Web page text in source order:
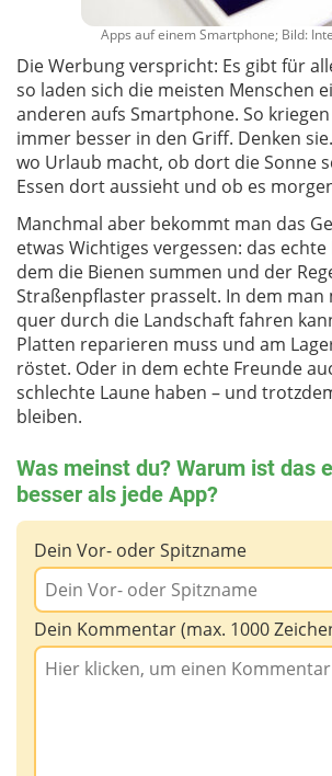
Apps auf einem Smartphone; Bild:
Die Werbung verspricht: Es gibt für
so laden sich die meisten Menschen
anderen aufs Smartphone. So
immer besser in den Griff. Denken
wo Urlaub macht, ob dort die Sonne
Essen dort aussieht und ob es
Manchmal aber bekommt man das
etwas Wichtiges vergessen: das echte
dem die Bienen summen und der
Straßenpflaster prasselt. In dem man
quer durch die Landschaft fahren
Platten reparieren muss und am
röstet. Oder in dem echte Freunde
schlechte Laune haben – und
bleiben.
Was meinst du? Warum ist das
besser als jede App?
Dein Vor- oder Spitzname
Dein Kommentar (max. 1000